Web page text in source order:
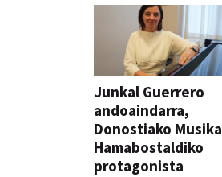
Junkal Guerrero
andoaindarra,
Donostiako Musika
Hamabostaldiko
protagonista